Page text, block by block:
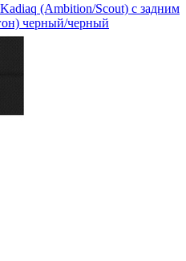
(Ambition/Scout) c задним
черный/черный